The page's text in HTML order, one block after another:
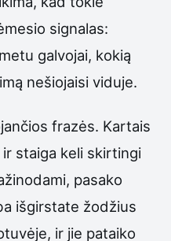
signalas:
galvojai, kokią
nešiojaisi viduje.
frazės. Kartais
staiga keli skirtingi
pasako
išgirstate žodžius
ir jie pataiko